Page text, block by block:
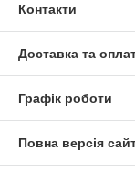
Контакти
Доставка та
Графік роботи
Повна версія